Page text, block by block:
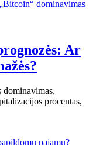
Ar
dominavimas,
procentas,